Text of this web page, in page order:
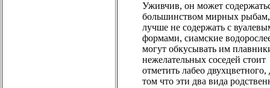
Уживчив, он может
большинством мирных
лучше не содержать с
формами, сиамские
могут обкусывать им
нежелательных соседей стоит
отметить лабео двухцветного,
том что эти два вида